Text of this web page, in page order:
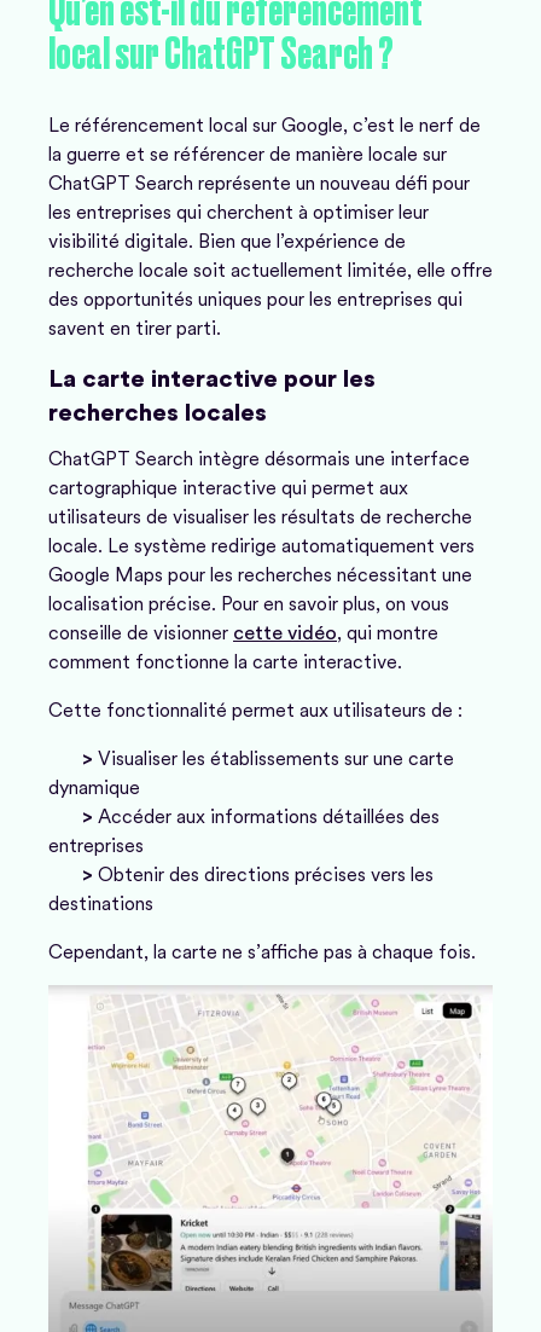
Qu’enest-il duréférencement
local surChatGPTSearch?
Le référencement local sur Google, c’est le nerf de
la guerre et se référencer de manière locale sur
ChatGPT Search représente un nouveau défi pour
les entreprises qui cherchent à optimiser leur
visibilité digitale. Bien que l’expérience de
recherche locale soit actuellement limitée, elle offre
des opportunités uniques pour les entreprises qui
savent en tirer parti.
La carte interactive pour les
recherches locales
ChatGPT Search intègre désormais une interface
cartographique interactive qui permet aux
utilisateurs de visualiser les résultats de recherche
locale. Le système redirige automatiquement vers
Google Maps pour les recherches nécessitant une
localisation précise. Pour en savoir plus, on vous
conseille de visionner cette vidéo, qui montre
comment fonctionne la carte interactive.
Cette fonctionnalité permet aux utilisateurs de :
> Visualiser les établissements sur une carte
dynamique
> Accéder aux informations détaillées des
entreprises
> Obtenir des directions précises vers les
destinations
Cependant, la carte ne s’affiche pas à chaque fois.